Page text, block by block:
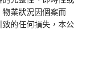
業狀況因個案而
的任何損失，本公